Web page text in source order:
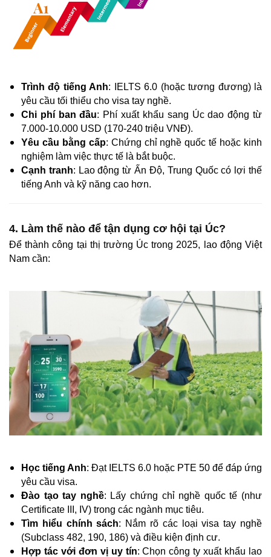
Trình độ tiếng Anh: IELTS 6.0 (hoặc tương đương) là
yêu cầu tối thiểu cho visa tay nghề.
Chi phí ban đầu: Phí xuất khẩu sang Úc dao động từ
7.000-10.000 USD (170-240 triệu VNĐ).
Yêu cầu bằng cấp: Chứng chỉ nghề quốc tế hoặc kinh
nghiệm làm việc thực tế là bắt buộc.
Cạnh tranh: Lao động từ Ấn Độ, Trung Quốc có lợi thế
tiếng Anh và kỹ năng cao hơn.
4. Làm thế nào để tận dụng cơ hội tại Úc?
Để thành công tại thị trường Úc trong 2025, lao động Việt
Nam cần:
Học tiếng Anh: Đạt IELTS 6.0 hoặc PTE 50 để đáp ứng
yêu cầu visa.
Đào tạo tay nghề: Lấy chứng chỉ nghề quốc tế (như
Certificate III, IV) trong các ngành mục tiêu.
Tìm hiểu chính sách: Nắm rõ các loại visa tay nghề
(Subclass 482, 190, 186) và điều kiện định cư.
Hợp tác với đơn vị uy tín: Chọn công ty xuất khẩu lao